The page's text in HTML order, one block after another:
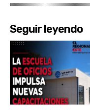
Seguir leyendo